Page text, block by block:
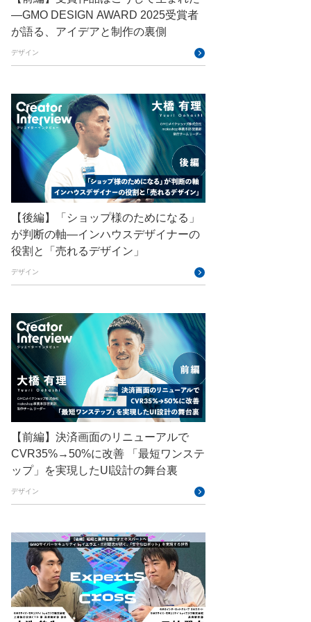
5.0 (Windows NT 10.0; Win64; x64)
ード)
DevRel DevSecOpsThon
EXPERT CROSS
GMO AI＆ロボティクス商事
GMO AIR GMO DESIGN AWARD
GMO Developers Day
GMO Developers Night
GMO Flatt Security
GMO GPUクラウド
GMO Hacking Night
GMOアドパートナーズ
GMOアドマーケティング
GMOインターネット
GMOインターネットグループ
GMOインターネットグループ陸上部
GMOグローバルサイン
GMOコネクト
GMOサイバーセキュリティ byイエラエ
GMOブランドセキュリティ
GMOペイメントゲートウェイ
GMOペパボ GMOメイクショップ
—GMO DESIGN AWARD 2025受賞者
が語る、アイデアと制作の裏側
デザイン
【後編】「ショップ様のためになる」
が判断の軸―インハウスデザイナーの
役割と「売れるデザイン」
デザイン
【前編】決済画面のリニューアルで
CVR35%→50%に改善 「最短ワンステ
ップ」を実現したUI設計の舞台裏
デザイン